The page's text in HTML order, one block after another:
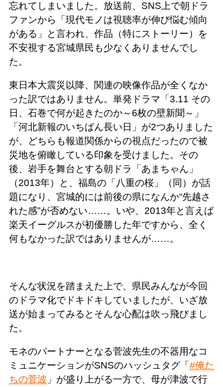
忘れてしまいました。放送前、SNS上で朝ドラ
ファンから「現代モノは視聴率が伸び悩む傾向
がある」と言われ、作品（特にストーリー）を
不安視する宮城県民も少なくありませんでし
た。
東日本大震災以降、関連の映像作品が全くなか
った訳ではありません。単発ドラマ「3.11 その
日、石巻で何が起きたのか～6枚の壁新聞～」
「河北新報のいちばん長い日」が2つありました
が、どちらも報道関係からの視点だったので被
災地を俯瞰している印象を受けました。その
後、岩手を舞台とする朝ドラ「あまちゃん」
（2013年）と、福島の「八重の桜」（同）が話
題になり、宮城的には前後の県になんか“先越さ
れた感”が否めない……。いや、2013年と言えば
楽天イーグルスが初優勝した年ですから、全く
何もなかった訳ではありませんが……。
そんな状況を踏まえた上で、県民みんなが今回
のドラマ化でドキドキしていましたが、いざ放
送が始まってみるとそんな心配は吹っ飛びまし
た。
モネのパートナーとなる菅波先生の不器用なコ
ミュニケーションがSNSのハッシュタグ「#俺た
ちの菅波 」が盛り上がる一方で、母が津波で行